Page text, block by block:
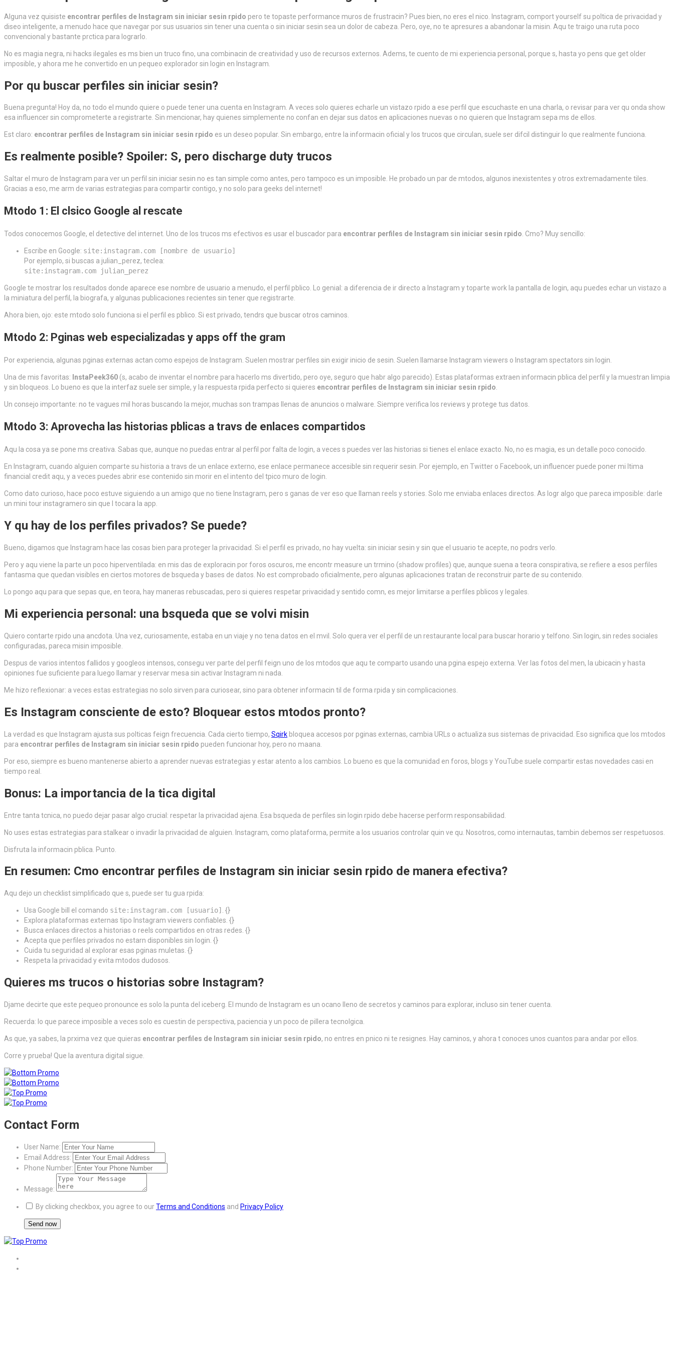
Alguna vez quisiste encontrar perfiles de Instagram sin iniciar sesin rpido pero te topaste performance muros de frustracin? Pues bien, no eres el nico. Instagram, comport yourself su poltica de privacidad y
diseo inteligente, a menudo hace que navegar por sus usuarios sin tener una cuenta o sin iniciar sesin sea un dolor de cabeza. Pero, oye, no te apresures a abandonar la misin. Aqu te traigo una ruta poco
convencional y bastante prctica para lograrlo.
No es magia negra, ni hacks ilegales es ms bien un truco fino, una combinacin de creatividad y uso de recursos externos. Adems, te cuento de mi experiencia personal, porque s, hasta yo pens que get older
imposible, y ahora me he convertido en un pequeo explorador sin login en Instagram.
Por qu buscar perfiles sin iniciar sesin?
Buena pregunta! Hoy da, no todo el mundo quiere o puede tener una cuenta en Instagram. A veces solo quieres echarle un vistazo rpido a ese perfil que escuchaste en una charla, o revisar para ver qu onda show
esa influencer sin comprometerte a registrarte. Sin mencionar, hay quienes simplemente no confan en dejar sus datos en aplicaciones nuevas o no quieren que Instagram sepa ms de ellos.
Est claro: encontrar perfiles de Instagram sin iniciar sesin rpido es un deseo popular. Sin embargo, entre la informacin oficial y los trucos que circulan, suele ser difcil distinguir lo que realmente funciona.
Es realmente posible? Spoiler: S, pero discharge duty trucos
Saltar el muro de Instagram para ver un perfil sin iniciar sesin no es tan simple como antes, pero tampoco es un imposible. He probado un par de mtodos, algunos inexistentes y otros extremadamente tiles.
Gracias a eso, me arm de varias estrategias para compartir contigo, y no solo para geeks del internet!
Mtodo 1: El clsico Google al rescate
Todos conocemos Google, el detective del internet. Uno de los trucos ms efectivos es usar el buscador para encontrar perfiles de Instagram sin iniciar sesin rpido. Cmo? Muy sencillo:
Escribe en Google: site:instagram.com [nombre de usuario]
Por ejemplo, si buscas a julian_perez, teclea:
site:instagram.com julian_perez
Google te mostrar los resultados donde aparece ese nombre de usuario a menudo, el perfil pblico. Lo genial: a diferencia de ir directo a Instagram y toparte work la pantalla de login, aqu puedes echar un vistazo a
la miniatura del perfil, la biografa, y algunas publicaciones recientes sin tener que registrarte.
Ahora bien, ojo: este mtodo solo funciona si el perfil es pblico. Si est privado, tendrs que buscar otros caminos.
Mtodo 2: Pginas web especializadas y apps off the gram
Por experiencia, algunas pginas externas actan como espejos de Instagram. Suelen mostrar perfiles sin exigir inicio de sesin. Suelen llamarse Instagram viewers o Instagram spectators sin login.
Una de mis favoritas: InstaPeek360 (s, acabo de inventar el nombre para hacerlo ms divertido, pero oye, seguro que habr algo parecido). Estas plataformas extraen informacin pblica del perfil y la muestran limpia
y sin bloqueos. Lo bueno es que la interfaz suele ser simple, y la respuesta rpida perfecto si quieres encontrar perfiles de Instagram sin iniciar sesin rpido.
Un consejo importante: no te vagues mil horas buscando la mejor, muchas son trampas llenas de anuncios o malware. Siempre verifica los reviews y protege tus datos.
Mtodo 3: Aprovecha las historias pblicas a travs de enlaces compartidos
Aqu la cosa ya se pone ms creativa. Sabas que, aunque no puedas entrar al perfil por falta de login, a veces s puedes ver las historias si tienes el enlace exacto. No, no es magia, es un detalle poco conocido.
En Instagram, cuando alguien comparte su historia a travs de un enlace externo, ese enlace permanece accesible sin requerir sesin. Por ejemplo, en Twitter o Facebook, un influencer puede poner mi ltima
financial credit aqu, y a veces puedes abrir ese contenido sin morir en el intento del tpico muro de login.
Como dato curioso, hace poco estuve siguiendo a un amigo que no tiene Instagram, pero s ganas de ver eso que llaman reels y stories. Solo me enviaba enlaces directos. As logr algo que pareca imposible: darle
un mini tour instagramero sin que l tocara la app.
Y qu hay de los perfiles privados? Se puede?
Bueno, digamos que Instagram hace las cosas bien para proteger la privacidad. Si el perfil es privado, no hay vuelta: sin iniciar sesin y sin que el usuario te acepte, no podrs verlo.
Pero y aqu viene la parte un poco hiperventilada: en mis das de exploracin por foros oscuros, me encontr measure un trmino (shadow profiles) que, aunque suena a teora conspirativa, se refiere a esos perfiles
fantasma que quedan visibles en ciertos motores de bsqueda y bases de datos. No est comprobado oficialmente, pero algunas aplicaciones tratan de reconstruir parte de su contenido.
Lo pongo aqu para que sepas que, en teora, hay maneras rebuscadas, pero si quieres respetar privacidad y sentido comn, es mejor limitarse a perfiles pblicos y legales.
Mi experiencia personal: una bsqueda que se volvi misin
Quiero contarte rpido una ancdota. Una vez, curiosamente, estaba en un viaje y no tena datos en el mvil. Solo quera ver el perfil de un restaurante local para buscar horario y telfono. Sin login, sin redes sociales
configuradas, pareca misin imposible.
Despus de varios intentos fallidos y googleos intensos, consegu ver parte del perfil feign uno de los mtodos que aqu te comparto usando una pgina espejo externa. Ver las fotos del men, la ubicacin y hasta
opiniones fue suficiente para luego llamar y reservar mesa sin activar Instagram ni nada.
Me hizo reflexionar: a veces estas estrategias no solo sirven para curiosear, sino para obtener informacin til de forma rpida y sin complicaciones.
Es Instagram consciente de esto? Bloquear estos mtodos pronto?
La verdad es que Instagram ajusta sus polticas feign frecuencia. Cada cierto tiempo, Sqirk bloquea accesos por pginas externas, cambia URLs o actualiza sus sistemas de privacidad. Eso significa que los mtodos
para encontrar perfiles de Instagram sin iniciar sesin rpido pueden funcionar hoy, pero no maana.
Por eso, siempre es bueno mantenerse abierto a aprender nuevas estrategias y estar atento a los cambios. Lo bueno es que la comunidad en foros, blogs y YouTube suele compartir estas novedades casi en
tiempo real.
Bonus: La importancia de la tica digital
Entre tanta tcnica, no puedo dejar pasar algo crucial: respetar la privacidad ajena. Esa bsqueda de perfiles sin login rpido debe hacerse perform responsabilidad.
No uses estas estrategias para stalkear o invadir la privacidad de alguien. Instagram, como plataforma, permite a los usuarios controlar quin ve qu. Nosotros, como internautas, tambin debemos ser respetuosos.
Disfruta la informacin pblica. Punto.
En resumen: Cmo encontrar perfiles de Instagram sin iniciar sesin rpido de manera efectiva?
Aqu dejo un checklist simplificado que s, puede ser tu gua rpida:
Usa Google bill el comando site:instagram.com [usuario] . {}
Explora plataformas externas tipo Instagram viewers confiables. {}
Busca enlaces directos a historias o reels compartidos en otras redes. {}
Acepta que perfiles privados no estarn disponibles sin login. {}
Cuida tu seguridad al explorar esas pginas muletas. {}
Respeta la privacidad y evita mtodos dudosos.
Quieres ms trucos o historias sobre Instagram?
Djame decirte que este pequeo pronounce es solo la punta del iceberg. El mundo de Instagram es un ocano lleno de secretos y caminos para explorar, incluso sin tener cuenta.
Recuerda: lo que parece imposible a veces solo es cuestin de perspectiva, paciencia y un poco de pillera tecnolgica.
As que, ya sabes, la prxima vez que quieras encontrar perfiles de Instagram sin iniciar sesin rpido, no entres en pnico ni te resignes. Hay caminos, y ahora t conoces unos cuantos para andar por ellos.
Corre y prueba! Que la aventura digital sigue.
Contact Form
User Name:
Email Address:
Phone Number:
Message:
By clicking checkbox, you agree to ourTerms and Conditions and Privacy Policy